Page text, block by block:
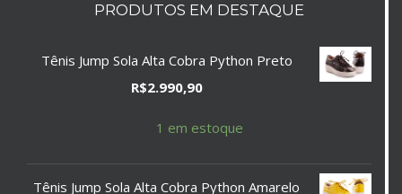
PRODUTOS EM DESTAQUE
Tênis Jump Sola Alta Cobra Python Preto
R$2.990,90
1 em estoque
Tênis Jump Sola Alta Cobra Python Amarelo